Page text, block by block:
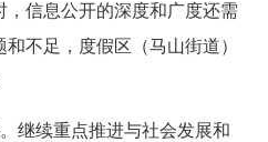
信息公开的深度和广度还需
不足，度假区（马山街道）
继续重点推进与社会发展和